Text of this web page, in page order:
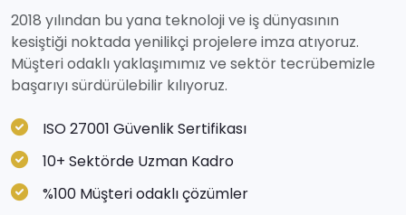
2018 yılından bu yana teknoloji ve iş dünyasının
kesiştiği noktada yenilikçi projelere imza atıyoruz.
Müşteri odaklı yaklaşımımız ve sektör tecrübemizle
başarıyı sürdürülebilir kılıyoruz.
ISO 27001 Güvenlik Sertifikası
10+ Sektörde Uzman Kadro
%100 Müşteri odaklı çözümler